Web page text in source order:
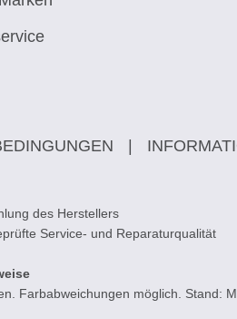
des Herstellers
Service- und Reparaturqualität
Farbabweichungen möglich. Stand: